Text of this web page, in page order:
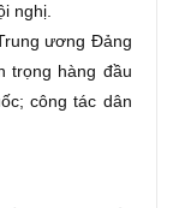
nghị.
ương Đảng
trọng hàng đầu
công tác dân